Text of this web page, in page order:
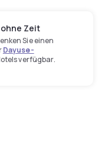
Zeit
Sie einen
Dayuse-
verfügbar.